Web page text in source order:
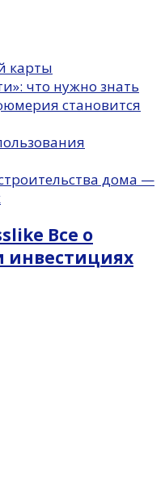
карты
что нужно знать
становится
дома —
Все о
инвестициях